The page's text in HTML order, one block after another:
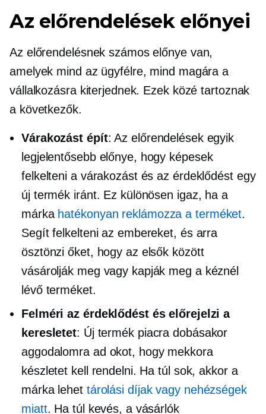
Az előrendelések előnyei
Az előrendelésnek számos előnye van,
amelyek mind az ügyfélre, mind magára a
vállalkozásra kiterjednek. Ezek közé tartoznak
a következők.
Várakozást épít: Az előrendelések egyik
legjelentősebb előnye, hogy képesek
felkelteni a várakozást és az érdeklődést egy
új termék iránt. Ez különösen igaz, ha a
márka hatékonyan reklámozza a terméket.
Segít felkelteni az embereket, és arra
ösztönzi őket, hogy az elsők között
vásárolják meg vagy kapják meg a kéznél
lévő terméket.
Felméri az érdeklődést és előrejelzi a
keresletet: Új termék piacra dobásakor
aggodalomra ad okot, hogy mekkora
készletet kell rendelni. Ha túl sok, akkor a
márka lehet tárolási díjak vagy nehézségek
miatt. Ha túl kevés, a vásárlók